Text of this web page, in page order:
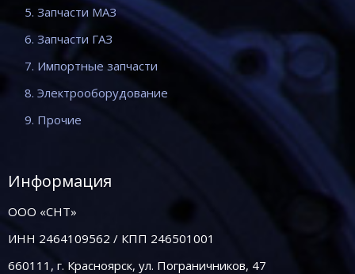
5. Запчасти МАЗ
6. Запчасти ГАЗ
7. Импортные запчасти
8. Электрооборудование
9. Прочие
Информация
ООО «СНТ»
ИНН 2464109562 / КПП 246501001
660111, г. Красноярск, ул. Пограничников, 47